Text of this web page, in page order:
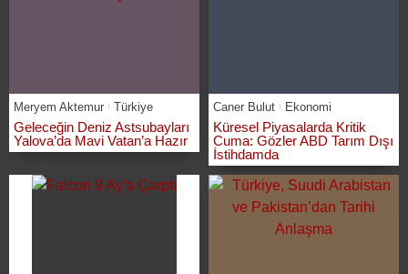
Meryem Aktemur Türkiye
Geleceğin Deniz Astsubayları
Yalova’da Mavi Vatan’a Hazır
Caner Bulut Ekonomi
Küresel Piyasalarda Kritik
Cuma: Gözler ABD Tarım Dışı
İstihdamda